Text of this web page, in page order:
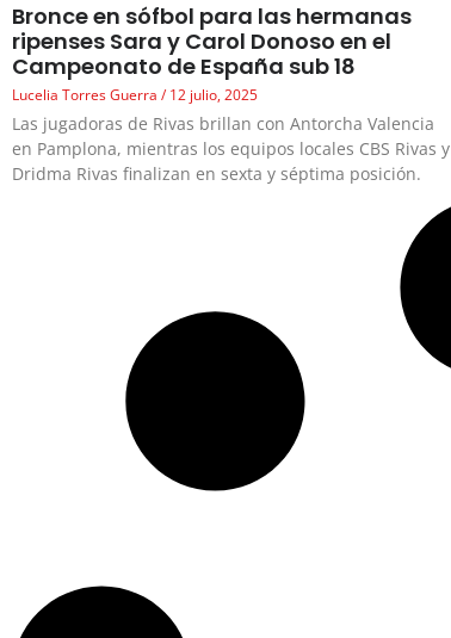
Bronce en sófbol para las hermanas
ripenses Sara y Carol Donoso en el
Campeonato de España sub 18
Lucelia Torres Guerra 12 julio, 2025
Las jugadoras de Rivas brillan con Antorcha Valencia
en Pamplona, mientras los equipos locales CBS Rivas y
Dridma Rivas finalizan en sexta y séptima posición.